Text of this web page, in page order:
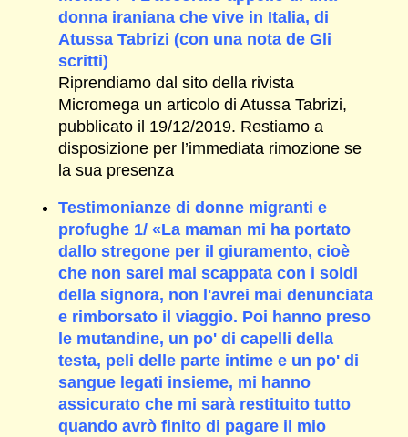
donna iraniana che vive in Italia, di
Atussa Tabrizi (con una nota de Gli
scritti)
Riprendiamo dal sito della rivista
Micromega un articolo di Atussa Tabrizi,
pubblicato il 19/12/2019. Restiamo a
disposizione per l’immediata rimozione se
la sua presenza
Testimonianze di donne migranti e
profughe 1/ «La maman mi ha portato
dallo stregone per il giuramento, cioè
che non sarei mai scappata con i soldi
della signora, non l'avrei mai denunciata
e rimborsato il viaggio. Poi hanno preso
le mutandine, un po' di capelli della
testa, peli delle parte intime e un po' di
sangue legati insieme, mi hanno
assicurato che mi sarà restituito tutto
quando avrò finito di pagare il mio